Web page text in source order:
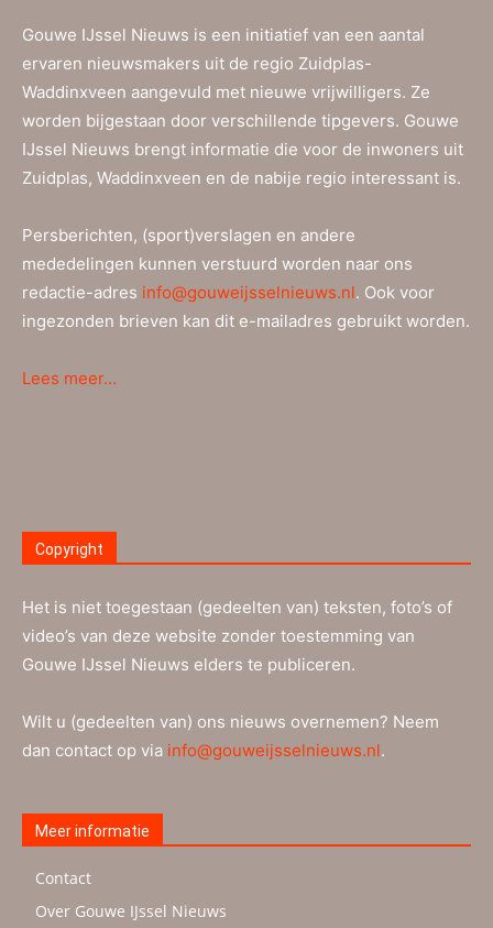
Gouwe IJssel Nieuws is een initiatief van een aantal
ervaren nieuwsmakers uit de regio Zuidplas-
Waddinxveen aangevuld met nieuwe vrijwilligers. Ze
worden bijgestaan door verschillende tipgevers. Gouwe
IJssel Nieuws brengt informatie die voor de inwoners uit
Zuidplas, Waddinxveen en de nabije regio interessant is.
Persberichten, (sport)verslagen en andere
mededelingen kunnen verstuurd worden naar ons
redactie-adres info@gouweijsselnieuws.nl. Ook voor
ingezonden brieven kan dit e-mailadres gebruikt worden.
Lees meer…
Copyright
Het is niet toegestaan (gedeelten van) teksten, foto’s of
video’s van deze website zonder toestemming van
Gouwe IJssel Nieuws elders te publiceren.
Wilt u (gedeelten van) ons nieuws overnemen? Neem
dan contact op via info@gouweijsselnieuws.nl.
Meer informatie
Contact
Over Gouwe IJssel Nieuws